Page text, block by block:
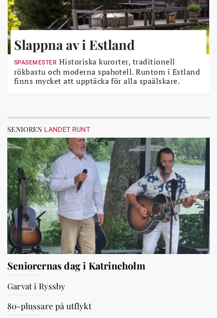
Slappna av i Estland
SPASEMESTER Historiska kurorter, traditionell
rökbastu och moderna spahotell. Runtom i Estland
finns mycket att upptäcka för alla spaälskare.
SENIOREN LANDET RUNT
Seniorernas dag i Katrineholm
Garvat i Ryssby
80-plussare på utflykt